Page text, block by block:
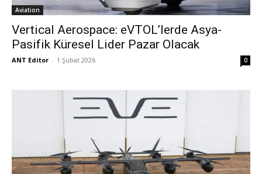
Aviation
Vertical Aerospace: eVTOL’lerde Asya-
Pasifik Küresel Lider Pazar Olacak
ANT Editor - 1 Şubat 2026 0